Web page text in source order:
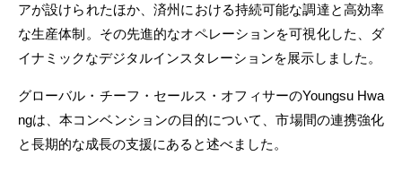
アが設けられたほか、済州における持続可能な調達と高効率
な生産体制。その先進的なオペレーションを可視化した、ダ
イナミックなデジタルインスタレーションを展示しました。
グローバル・チーフ・セールス・オフィサーのYoungsu Hwa
ngは、本コンベンションの目的について、市場間の連携強化
と長期的な成長の支援にあると述べました。